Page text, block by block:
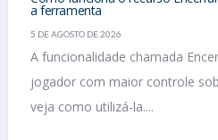
a ferramenta
5 DE AGOSTO DE 2026
A funcionalidade chamada
jogador com maior controle
veja como utilizá-la....